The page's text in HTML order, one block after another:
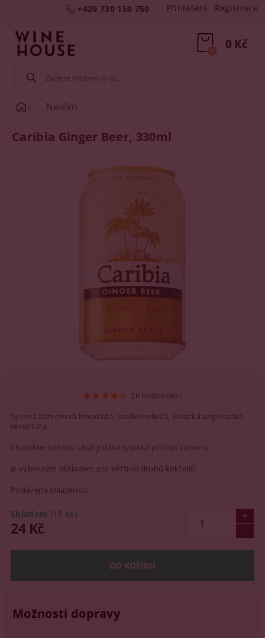
+420 730 150 750 Přihlášení Registrace
0 Kč
0
Nealko
Caribia Ginger Beer, 330ml
26 hodnocení
Sycená zázvorová limonáda, nealkoholická, klasická anglosaská
receptura.
Charakteristickou chuť jí dává typická příchuť zázvoru.
Je výborným základem pro většinu druhů koktejlů.
Podávejte chlazenou.
Skladem (13 ks)
24 Kč
Možnosti dopravy